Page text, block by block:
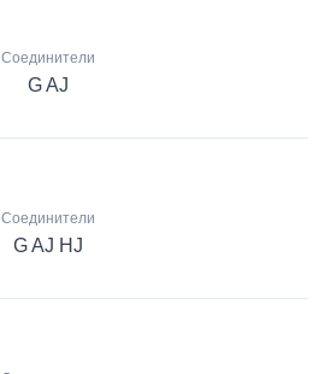
Соединители
G AJ
Соединители
G AJ HJ